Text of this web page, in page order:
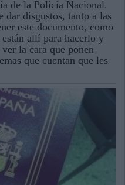
de la Policía Nacional.
dar disgustos, tanto a las
este documento, como
allí para hacerlo y
la cara que ponen
que cuentan que les